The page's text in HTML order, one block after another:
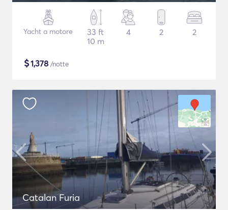
Yacht a motore
33 ft
10 m
4 2 2
$1,378 /notte
Catalan Furia